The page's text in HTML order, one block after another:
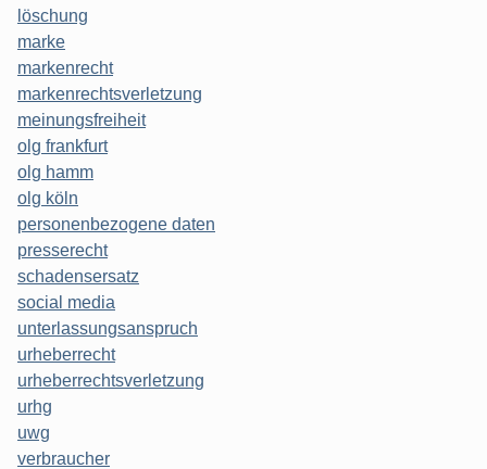
löschung
marke
markenrecht
markenrechtsverletzung
meinungsfreiheit
olg frankfurt
olg hamm
olg köln
personenbezogene daten
presserecht
schadensersatz
social media
unterlassungsanspruch
urheberrecht
urheberrechtsverletzung
urhg
uwg
verbraucher